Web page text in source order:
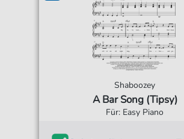
Shaboozey
A Bar Song (Tipsy)
Für: Easy Piano